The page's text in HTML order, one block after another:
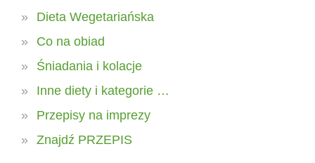
Dieta Wegetariańska
Co na obiad
Śniadania i kolacje
Inne diety i kategorie …
Przepisy na imprezy
Znajdź PRZEPIS